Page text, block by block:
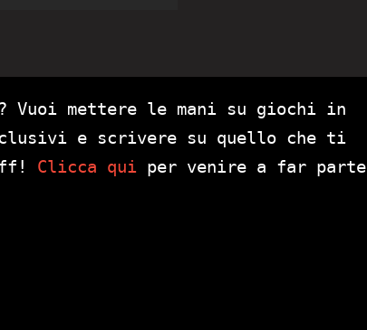
mettere le mani su giochi in
e scrivere su quello che ti
Clicca qui per venire a far parte